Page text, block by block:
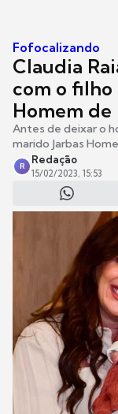
Fofocalizando
Claudia
com o filho
Homem de
Antes de deixar o
marido Jarbas
R
Redação
15/02/2023, 15:53